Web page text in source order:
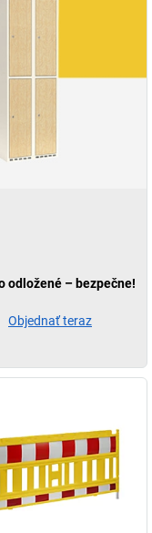
odložené – bezpečne!
Objednať teraz